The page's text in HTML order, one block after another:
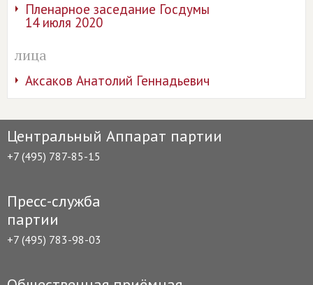
Пленарное заседание Госдумы
14 июля 2020
лица
Аксаков Анатолий Геннадьевич
Центральный Аппарат партии
+7 (495) 787-85-15
Пресс-служба
партии
+7 (495) 783-98-03